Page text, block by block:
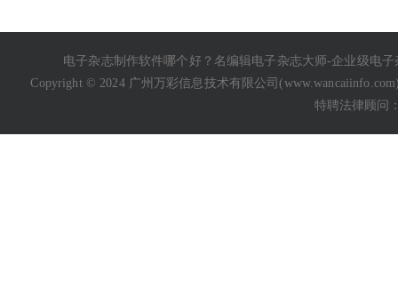
电子杂志制作软件哪个好？名编辑电子杂志大师-企业级电子
Copyright © 2024 广州万彩信息技术有限公司(www.wancaiinfo.com
特聘法律顾问